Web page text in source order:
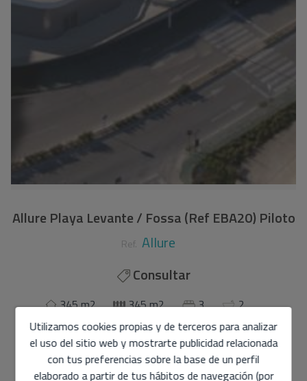
Allure Playa Levante / Fossa (Ref EBA20) Piloto
Ref. Allure
Consultar
345 m2 345 m2 3 2
Apartamentoen
Calpe - Playa de Levante / Fossa
Utilizamos cookies propias y de terceros para analizar
el uso del sitio web y mostrarte publicidad relacionada
con tus preferencias sobre la base de un perfil
elaborado a partir de tus hábitos de navegación (por